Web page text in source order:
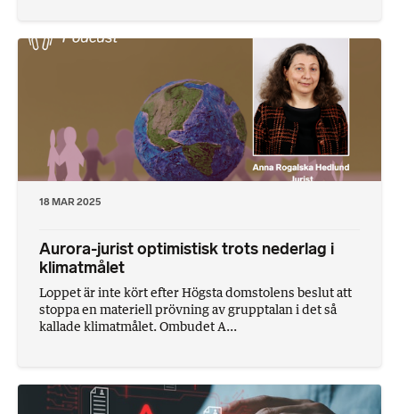
18 MAR 2025
Aurora-jurist optimistisk trots nederlag i
klimatmålet
Loppet är inte kört efter Högsta domstolens beslut att
stoppa en materiell prövning av grupptalan i det så
kallade klimatmålet. Ombudet A...